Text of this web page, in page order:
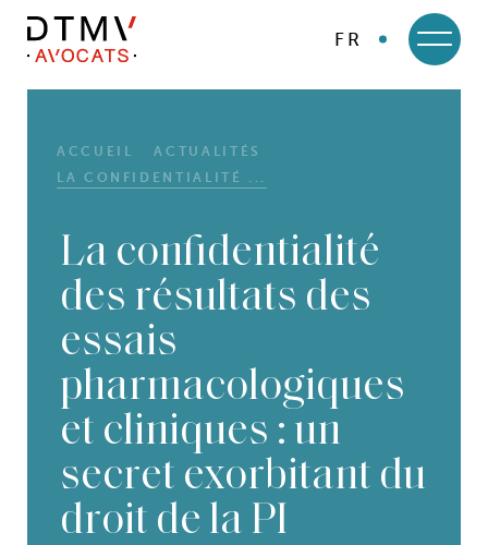
FR
ACCUEIL
ACTUALITÉS
LA CONFIDENTIALITÉ ...
La confidentialité
des résultats des
essais
pharmacologiques
et cliniques : un
secret exorbitant du
droit de la PI